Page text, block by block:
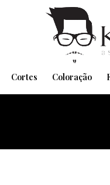
Cortes Coloração